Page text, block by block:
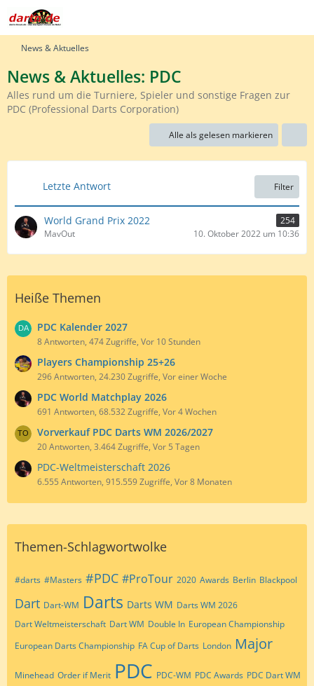
News & Aktuelles
News & Aktuelles: PDC
Alles rund um die Turniere, Spieler und sonstige Fragen zur
PDC (Professional Darts Corporation)
Alle als gelesen markieren
Letzte Antwort Filter
World Grand Prix 2022
254
MavOut
10. Oktober 2022 um 10:36
Heiße Themen
PDC Kalender 2027
8 Antworten, 474 Zugriffe, Vor 10 Stunden
Players Championship 25+26
296 Antworten, 24.230 Zugriffe, Vor einer Woche
PDC World Matchplay 2026
691 Antworten, 68.532 Zugriffe, Vor 4 Wochen
Vorverkauf PDC Darts WM 2026/2027
20 Antworten, 3.464 Zugriffe, Vor 5 Tagen
PDC-Weltmeisterschaft 2026
6.555 Antworten, 915.559 Zugriffe, Vor 8 Monaten
Themen-Schlagwortwolke
#darts #Masters #PDC #ProTour 2020 Awards Berlin Blackpool
Dart Dart-WM Darts Darts WM Darts WM 2026
Dart Weltmeisterschaft Dart WM Double In European Championship
European Darts Championship FA Cup of Darts London Major
Minehead Order if Merit PDC PDC-WM PDC Awards PDC Dart WM